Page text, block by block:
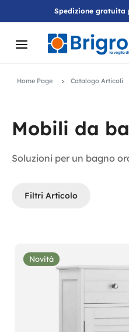
Spedizione gratuita
Home Page Catalogo Articoli
Mobili da
Soluzioni per un bagno
Filtri Articolo
Novità